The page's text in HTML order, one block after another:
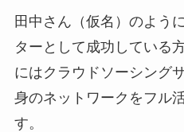
田中さん（仮名）のよう
ターとして成功している
にはクラウドソーシング
身のネットワークをフル
す。